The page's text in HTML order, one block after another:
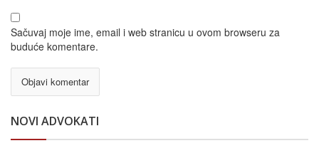
Sačuvaj moje ime, email i web stranicu u ovom browseru za
buduće komentare.
NOVI ADVOKATI